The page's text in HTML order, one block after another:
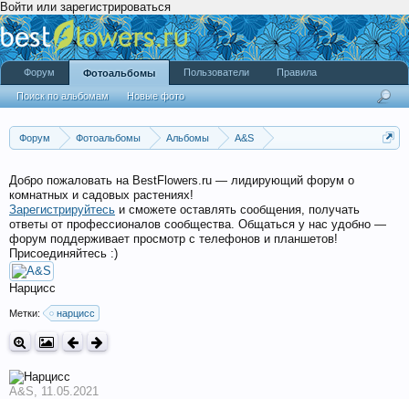
Войти или зарегистрироваться
Форум Фотоальбомы Альбомы
A&S
Добро пожаловать на BestFlowers.ru — лидирующий форум о
комнатных и садовых растениях!
Зарегистрируйтесь и сможете оставлять сообщения, получать
ответы от профессионалов сообщества. Общаться у нас удобно —
форум поддерживает просмотр с телефонов и планшетов!
Присоединяйтесь :)
Нарцисс
Метки: нарцисс
A&S, 11.05.2021
Форум Фотоальбомы
Поиск по альбомам Новые фото
Пользователи Правила